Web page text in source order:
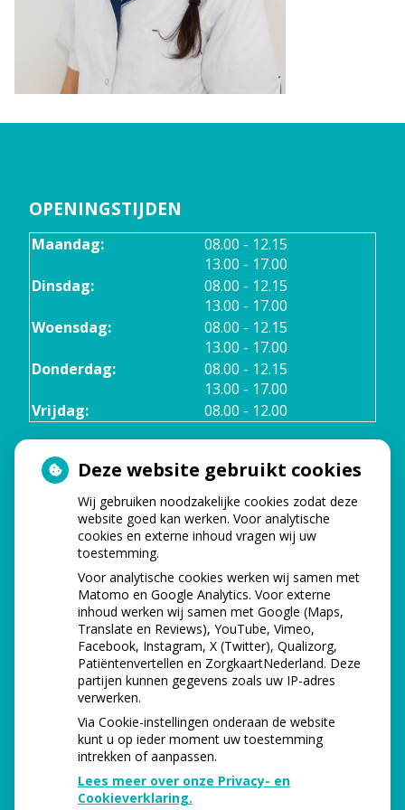
OPENINGSTIJDEN
Maandag: 08.00 tot
- 12.15
13.00 tot
- 17.00
Dinsdag:
08.00 tot
- 12.15
13.00 tot
- 17.00
Woensdag:
08.00 tot
- 12.15
13.00 tot
- 17.00
Donderdag:
08.00 tot
- 12.15
13.00 tot
- 17.00
Vrijdag:
08.00 - 12.00
TELEFONISCHE BEREIKBAARHEID
Maandag: 08.00 - 17.00
Dinsdag: 08.00 - 12.00
Woensdag 08.00 - 17.00
Donderdag: 08.00 - 17.00
Vrijdag: 08.00 - 12.00
Deze website gebruikt cookies
Wij gebruiken noodzakelijke cookies zodat deze
website goed kan werken. Voor analytische
cookies en externe inhoud vragen wij uw
toestemming.
Voor analytische cookies werken wij samen met
Matomo en Google Analytics. Voor externe
inhoud werken wij samen met Google (Maps,
Translate en Reviews), YouTube, Vimeo,
Facebook, Instagram, X (Twitter), Qualizorg,
Patiëntenvertellen en ZorgkaartNederland. Deze
partijen kunnen gegevens zoals uw IP-adres
verwerken.
Via Cookie-instellingen onderaan de website
kunt u op ieder moment uw toestemming
intrekken of aanpassen.
Lees meer over onze Privacy- en
Cookieverklaring.